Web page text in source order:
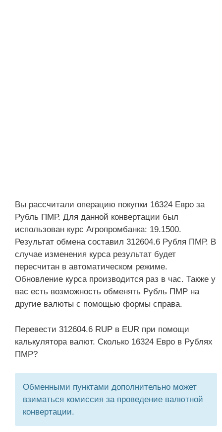
Вы рассчитали операцию покупки 16324 Евро за
Рубль ПМР. Для данной конвертации был
использован курс Агропромбанка: 19.1500.
Результат обмена составил 312604.6 Рубля ПМР. В
случае изменения курса результат будет
пересчитан в автоматическом режиме.
Обновление курса производится раз в час. Также у
вас есть возможность обменять Рубль ПМР на
другие валюты с помощью формы справа.
Перевести 312604.6 RUP в EUR при помощи
калькулятора валют. Сколько 16324 Евро в Рублях
ПМР?
Обменными пунктами дополнительно может
взиматься комиссия за проведение валютной
конвертации.